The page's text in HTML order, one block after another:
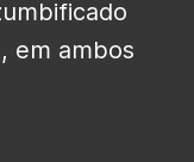
em ambos